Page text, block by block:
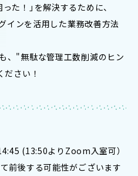
た！」を解決するために、
ンを活用した業務改善方法
、"無駄な管理工数削減のヒン
さい！
(13:50よりZoom入室可）
前後する可能性がございます